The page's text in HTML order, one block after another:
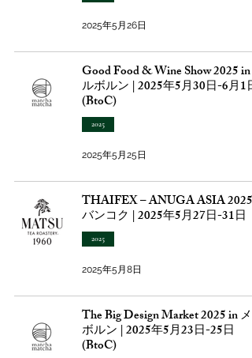
2025年5月26日
Good Food & Wine Show 2025 in
ルボルン | 2025年5月30日-6月1日
(BtoC)
2025
2025年5月25日
THAIFEX – ANUGA ASIA 2025
バンコク | 2025年5月27日-31日
2025
2025年5月8日
The Big Design Market 2025 in メ
ボルン | 2025年5月23日-25日
(BtoC)